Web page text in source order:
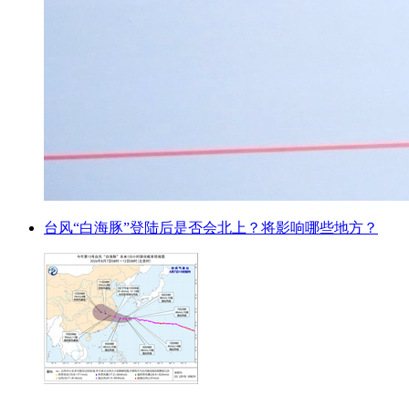
台风“白海豚”登陆后是否会北上？将影响哪些地方？